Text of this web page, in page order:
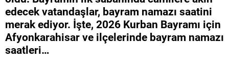
edecek vatandaşlar, bayram namazı saatini
merak ediyor. İşte, 2026 Kurban Bayramı için
Afyonkarahisar ve ilçelerinde bayram namazı
saatleri…